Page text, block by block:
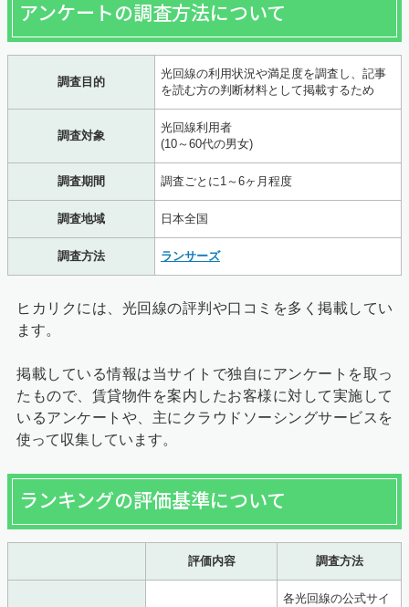
アンケートの調査方法について
調査目的
光回線の利用状況や満足度を調査し、記事
を読む方の判断材料として掲載するため
調査対象
光回線利用者
(10～60代の男女)
調査期間 調査ごとに1～6ヶ月程度
調査地域 日本全国
調査方法 ランサーズ
ヒカリクには、光回線の評判や口コミを多く掲載してい
ます。
掲載している情報は当サイトで独自にアンケートを取っ
たもので、賃貸物件を案内したお客様に対して実施して
いるアンケートや、主にクラウドソーシングサービスを
使って収集しています。
ランキングの評価基準について
評価内容 調査方法
各光回線の公式サイ